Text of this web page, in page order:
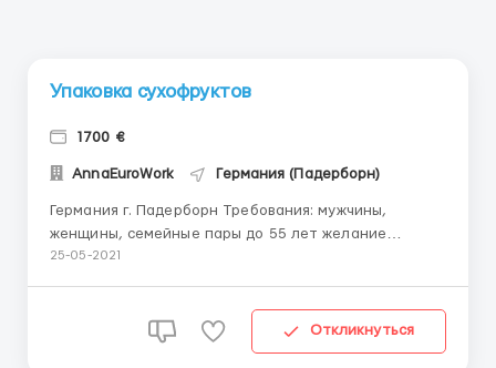
Упаковка сухофруктов
1700 €
AnnaEuroWork Германия (Падерборн)
Германия г. Падерборн Требования: мужчины,
женщины, семейные пары до 55 лет желание
работать Обязанности: упаковка сухофруктов
Жильё: бесплатное, за счёт работодателя,
25-05-2021
Откликнуться